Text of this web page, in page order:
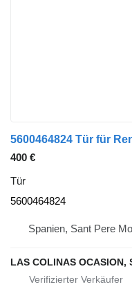
5600464824 Tür für
400 €
Tür
5600464824
Spanien, Sant Pere
LAS COLINAS OCASION,